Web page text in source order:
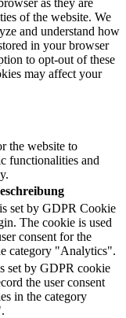
of the website. We
and understand how
in your browser
to opt-out of these
may affect your
the website to
functionalities and
set by GDPR Cookie
The cookie is used
consent for the
category "Analytics".
set by GDPR cookie
the user consent
in the category